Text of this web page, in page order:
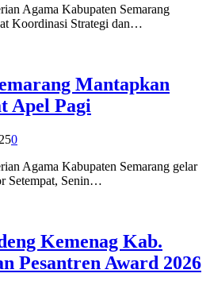
Agama Kabupaten Semarang
Koordinasi Strategi dan…
Mantapkan
Apel Pagi
0
Agama Kabupaten Semarang gelar
Setempat, Senin…
Kemenag Kab.
Pesantren Award 2026